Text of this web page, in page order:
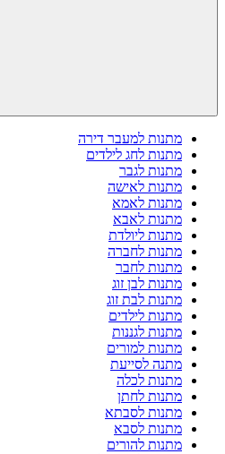
מתנות למעבר דירה
מתנות לחג לילדים
מתנות לגבר
מתנות לאישה
מתנות לאמא
מתנות לאבא
מתנות ליולדת
מתנות לחברה
מתנות לחבר
מתנות לבן זוג
מתנות לבת זוג
מתנות לילדים
מתנות לגננות
מתנות למורים
מתנה לסייעת
מתנות לכלה
מתנות לחתן
מתנות לסבתא
מתנות לסבא
מתנות להורים